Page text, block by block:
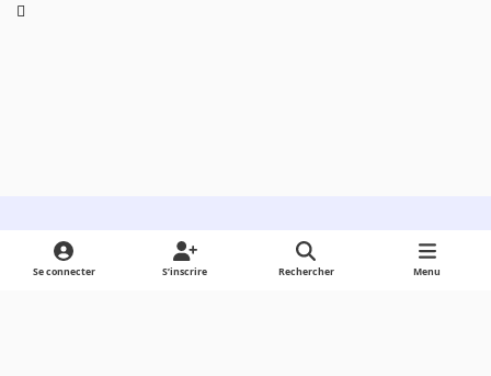
Light ModeDark ModeSystem Preference
Se connecter S’inscrire Rechercher Menu